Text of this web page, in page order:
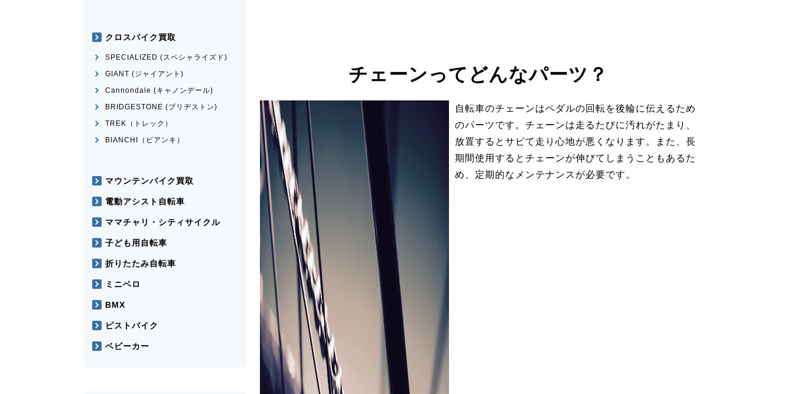
チェーンってどんなパーツ？
自転車のチェーンはペダルの回転を後輪に伝えるため
のパーツです。チェーンは走るたびに汚れがたまり、
放置するとサビて走り心地が悪くなります。また、長
期間使用するとチェーンが伸びてしまうこともあるた
め、定期的なメンテナンスが必要です。
クロスバイク買取
SPECIALIZED (スペシャライズド)
GIANT (ジャイアント)
Cannondale (キャノンデール)
BRIDGESTONE (ブリヂストン)
TREK（トレック）
BIANCHI（ビアンキ）
マウンテンバイク買取
電動アシスト自転車
ママチャリ・シティサイクル
子ども用自転車
折りたたみ自転車
ミニベロ
BMX
ピストバイク
ベビーカー